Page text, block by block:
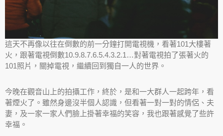
這天不再像以往在倒數的前一分鐘打開電視機，看著101大樓著
火，跟著電視倒數10.9.8.7.6.5.4.3.2.1…對著電視拍了張著火的
101照片，關掉電視，繼續回到獨自一人的世界。
今晚在觀音山上的拍攝工作，終於，是和一大群人一起跨年，看
著煙火了。雖然身邊沒半個人認識，但看著一對一對的情侶、夫
妻，及一家一家人們臉上掛著幸福的笑容，我也跟著感覺了些許
幸福。